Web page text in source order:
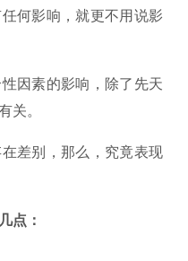
何影响，就更不用说影
因素的影响，除了先天
关。
差别，那么，究竟表现
点：